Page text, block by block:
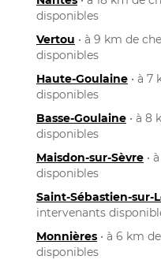
disponibles
Vertou • à 9 km de
disponibles
Haute-Goulaine • à 7
disponibles
Basse-Goulaine • à 8
disponibles
Maisdon-sur-Sèvre •
disponibles
Saint-Sébastien-sur-
intervenants
Monnières • à 6 km
disponibles